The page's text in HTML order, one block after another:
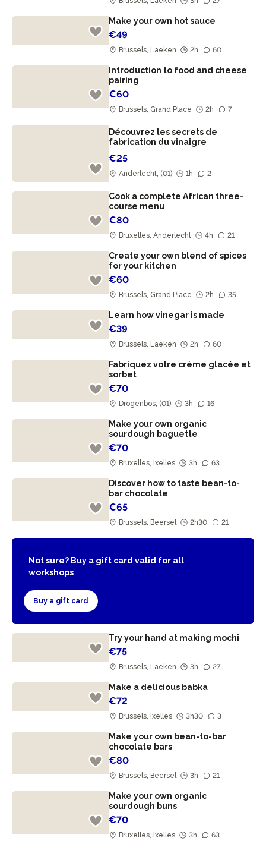
Make your own hot sauce
€49
Brussels, Laeken 2h 60
Introduction to food and cheese
pairing
€60
Brussels, Grand Place 2h 7
Découvrez les secrets de
fabrication du vinaigre
€25
Anderlecht, (01) 1h 2
Cook a complete African three-
course menu
€80
Bruxelles, Anderlecht 4h 21
Create your own blend of spices
for your kitchen
€60
Brussels, Grand Place 2h 35
Learn how vinegar is made
€39
Brussels, Laeken 2h 60
Fabriquez votre crème glacée et
sorbet
€70
Drogenbos, (01) 3h 16
Make your own organic
sourdough baguette
€70
Bruxelles, Ixelles 3h 63
Discover how to taste bean-to-
bar chocolate
€65
Brussels, Beersel 2h30 21
Not sure? Buy a gift card valid for all
workshops
Buy a gift card
Try your hand at making mochi
€75
Brussels, Laeken 3h 27
Make a delicious babka
€72
Brussels, Ixelles 3h30 3
Make your own bean-to-bar
chocolate bars
€80
Brussels, Beersel 3h 21
Make your own organic
sourdough buns
€70
Bruxelles, Ixelles 3h 63